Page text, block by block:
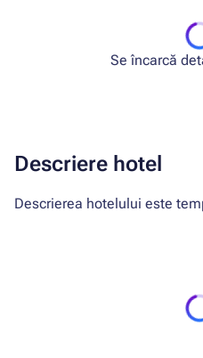
Se încarcă
Descriere hotel
Descrierea hotelului este